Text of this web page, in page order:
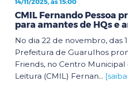
CMIL Fernando Pessoa
para amantes de HQs e
No dia 22 de novembro, das
Prefeitura de Guarulhos
Friends, no Centro Municipal
Leitura (CMIL) Fernan...